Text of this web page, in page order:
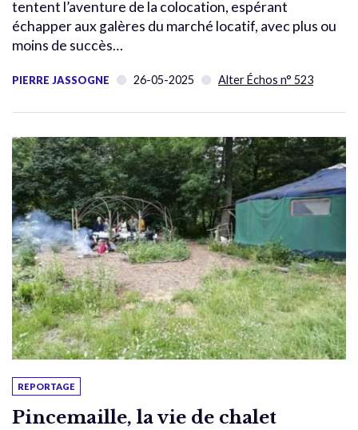
tentent l’aventure de la colocation, espérant
échapper aux galères du marché locatif, avec plus ou
moins de succès…
PIERRE JASSOGNE 26-05-2025 Alter Échos n° 523
REPORTAGE
Pincemaille, la vie de chalet